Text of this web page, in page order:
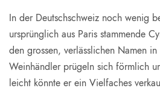
In der Deutschschweiz noch wenig
ursprünglich aus Paris stammende
den grossen, verlässlichen Namen
Weinhändler prügeln sich förmlich
leicht könnte er ein Vielfaches